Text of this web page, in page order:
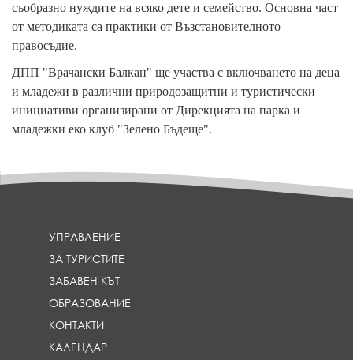
съобразно нуждите на всяко дете и семейство. Основна част
от методиката са практики от Възстановителното
правосъдие.
ДПП "Врачански Балкан" ще участва с включването на деца
и младежи в различни природозащитни и туристически
инициативи организирани от Дирекцията на парка и
младежки еко клуб "Зелено Бъдеще".
УПРАВЛЕНИЕ
ЗА ТУРИСТИТЕ
ЗАБАВЕН КЪТ
ОБРАЗОВАНИЕ
КОНТАКТИ
КАЛЕНДАР